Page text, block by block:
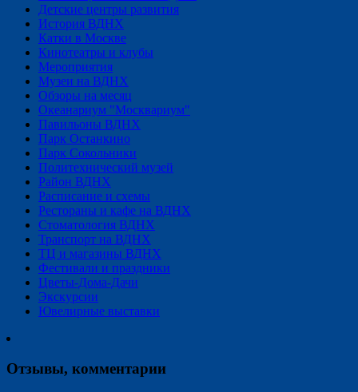
Детские центры развития
История ВДНХ
Катки в Москве
Кинотеатры и клубы
Мероприятия
Музеи на ВДНХ
Обзоры на месяц
Океанариум "Москвариум"
Павильоны ВДНХ
Парк Останкино
Парк Сокольники
Политехнический музей
Район ВДНХ
Расписание и схемы
Рестораны и кафе на ВДНХ
Стоматология ВДНХ
Транспорт на ВДНХ
ТЦ и магазины ВДНХ
Фестивали и праздники
Цветы-Дома-Дачи
Экскурсии
Ювелирные выставки
Отзывы, комментарии